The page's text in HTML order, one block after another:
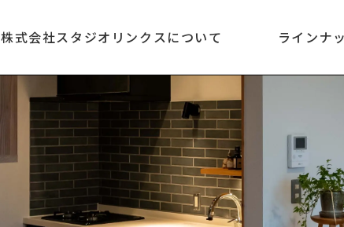
株式会社スタジオリンクスについて ラインナ